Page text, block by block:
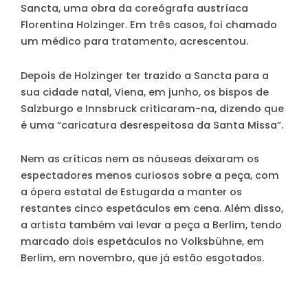
Sancta, uma obra da coreógrafa austríaca
Florentina Holzinger. Em três casos, foi chamado
um médico para tratamento, acrescentou.
Depois de Holzinger ter trazido a Sancta para a
sua cidade natal, Viena, em junho, os bispos de
Salzburgo e Innsbruck criticaram-na, dizendo que
é uma “caricatura desrespeitosa da Santa Missa”.
Nem as críticas nem as náuseas deixaram os
espectadores menos curiosos sobre a peça, com
a ópera estatal de Estugarda a manter os
restantes cinco espetáculos em cena. Além disso,
a artista também vai levar a peça a Berlim, tendo
marcado dois espetáculos no Volksbühne, em
Berlim, em novembro, que já estão esgotados.